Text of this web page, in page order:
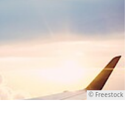
© Freestock